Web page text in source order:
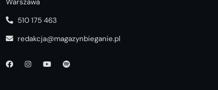
Warszawa
510 175 463
redakcja@magazynbieganie.pl